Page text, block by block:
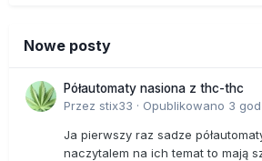
Nowe posty
Półautomaty nasiona z thc-thc
Przez stix33 · Opublikowano 3
Ja pierwszy raz sadze
naczytalem na ich temat to mają